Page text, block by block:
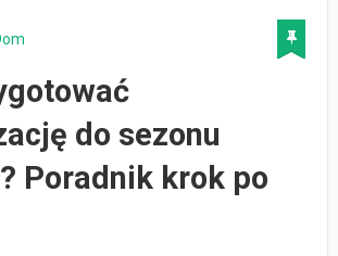
do sezonu
Poradnik krok po